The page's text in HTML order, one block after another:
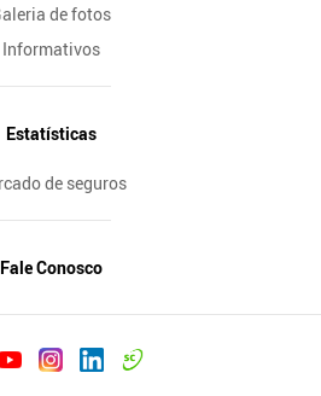
de fotos
Informativos
Estatísticas
de seguros
Fale Conosco